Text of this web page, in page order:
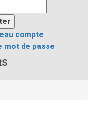
compte
mot de passe